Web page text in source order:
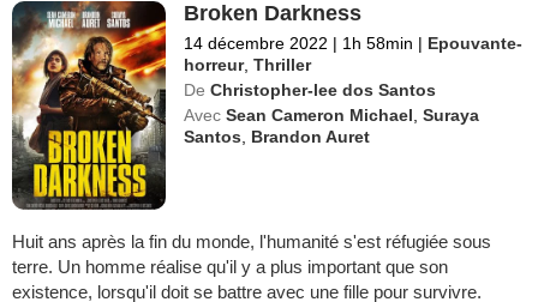
Broken Darkness
14 décembre 2022 | 1h 58min | Epouvante-
horreur,Thriller
De Christopher-lee dos Santos
Avec Sean Cameron Michael ,Suraya
Santos
Brandon Auret
Huit ans après la fin du monde, l'humanité s'est réfugiée sous
terre. Un homme réalise qu'il y a plus important que son
existence, lorsqu'il doit se battre avec une fille pour survivre.